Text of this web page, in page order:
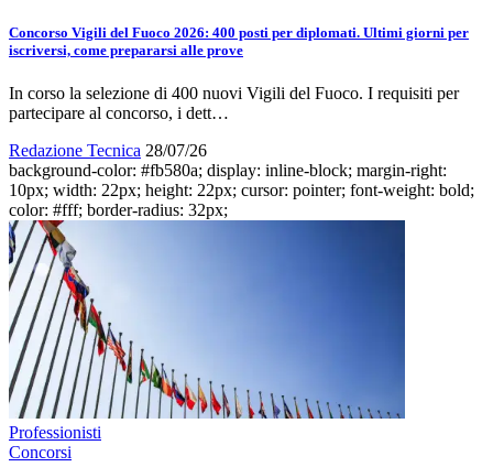
Concorso Vigili del Fuoco 2026: 400 posti per diplomati. Ultimi giorni per
iscriversi, come prepararsi alle prove
In corso la selezione di 400 nuovi Vigili del Fuoco. I requisiti per
partecipare al concorso, i dett…
Redazione Tecnica 28/07/26
background-color: #fb580a; display: inline-block; margin-right:
10px; width: 22px; height: 22px; cursor: pointer; font-weight: bold;
color: #fff; border-radius: 32px;
Professionisti
Concorsi